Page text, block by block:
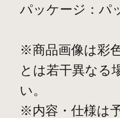
パッケージ：パ
※商品画像は彩
とは若干異なる
い。
※内容・仕様は